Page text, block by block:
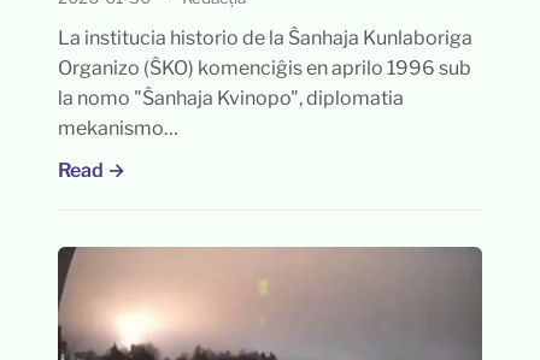
La institucia historio de la Ŝanhaja Kunlaboriga
Organizo (ŜKO) komenciĝis en aprilo 1996 sub
la nomo "Ŝanhaja Kvinopo", diplomatia
mekanismo…
Read →